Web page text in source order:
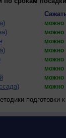
можно
можно
можно
можно
можно
можно
можно
можно
подготовки